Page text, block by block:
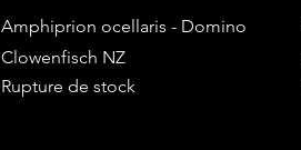
Amphiprion ocellaris - Domino
Clowenfisch NZ
Rupture de stock